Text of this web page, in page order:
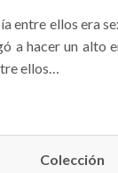
entre ellos era
a hacer un alto
ellos…
Colección